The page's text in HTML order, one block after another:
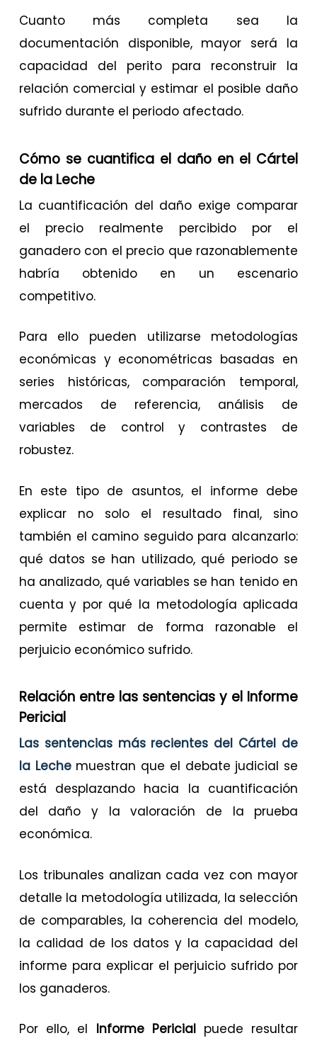
Cuanto más completa sea la
documentación disponible, mayor será la
capacidad del perito para reconstruir la
relación comercial y estimar el posible daño
sufrido durante el periodo afectado.
Cómo se cuantifica el daño en el Cártel
de la Leche
La cuantificación del daño exige comparar
el precio realmente percibido por el
ganadero con el precio que razonablemente
habría obtenido en un escenario
competitivo.
Para ello pueden utilizarse metodologías
económicas y econométricas basadas en
series históricas, comparación temporal,
mercados de referencia, análisis de
variables de control y contrastes de
robustez.
En este tipo de asuntos, el informe debe
explicar no solo el resultado final, sino
también el camino seguido para alcanzarlo:
qué datos se han utilizado, qué periodo se
ha analizado, qué variables se han tenido en
cuenta y por qué la metodología aplicada
permite estimar de forma razonable el
perjuicio económico sufrido.
Relación entre las sentencias y el Informe
Pericial
Las sentencias más recientes del Cártel de
la Lechemuestran que el debate judicial se
está desplazando hacia la cuantificación
del daño y la valoración de la prueba
económica.
Los tribunales analizan cada vez con mayor
detalle la metodología utilizada, la selección
de comparables, la coherencia del modelo,
la calidad de los datos y la capacidad del
informe para explicar el perjuicio sufrido por
los ganaderos.
Por ello, el Informe Pericialpuede resultar